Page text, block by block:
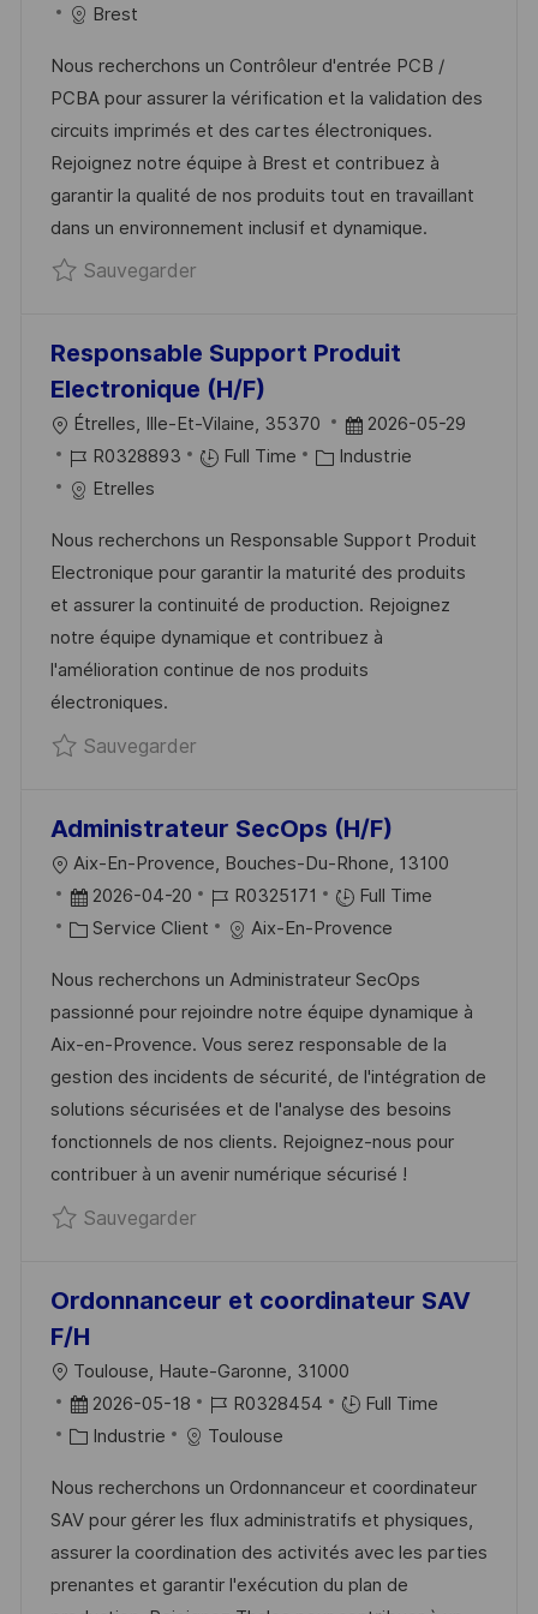
T
C
L
I
S
A
T
I
O
D
’
A
F
F
I
É
É
R
E
N
C
E
D
S
T
E
É
G
O
R
I
E
Brest
Nous recherchons un Contrôleur d'entrée PCB /
PCBA pour assurer la vérification et la validation des
circuits imprimés et des cartes électroniques.
Rejoignez notre équipe à Brest et contribuez à
garantir la qualité de nos produits tout en travaillant
dans un environnement inclusif et dynamique.
SauvegarderSauvegarder Contrôleur d'entrée
Responsable Support Produit
Electronique (H/F)
L
O
C
L
I
S
A
T
O
Étrelles, Ille-Et-Vilaine, 35370
D
A
D
’
A
F
F
G
2026-05-29
R
É
É
R
E
N
C
E
D
T
E
R0328893 Full Time
C
É
G
O
R
Industrie
Etrelles
Nous recherchons un Responsable Support Produit
Electronique pour garantir la maturité des produits
et assurer la continuité de production. Rejoignez
notre équipe dynamique et contribuez à
l'amélioration continue de nos produits
électroniques.
SauvegarderSauvegarder Responsable Support
Administrateur SecOps (H/F)
L
O
C
L
I
S
A
T
O
N
Aix-En-Provence, Bouches-Du-Rhone, 13100
D
A
E
D
’
A
F
F
I
C
G
E
2026-04-20
R
É
É
R
E
N
C
E
D
S
E
R0325171
Full Time
C
T
É
G
O
R
I
E
Service Client Aix-En-Provence
Nous recherchons un Administrateur SecOps
passionné pour rejoindre notre équipe dynamique à
Aix-en-Provence. Vous serez responsable de la
gestion des incidents de sécurité, de l'intégration de
solutions sécurisées et de l'analyse des besoins
fonctionnels de nos clients. Rejoignez-nous pour
contribuer à un avenir numérique sécurisé !
SauvegarderSauvegarder Administrateur SecOps
Ordonnanceur et coordinateur SAV
F/H
L
O
C
L
I
S
A
Toulouse, Haute-Garonne, 31000
D
A
E
D
’
A
2026-05-18
R
É
É
R
E
N
R0328454
Full Time
C
T
É
G
O
Industrie Toulouse
Nous recherchons un Ordonnanceur et coordinateur
SAV pour gérer les flux administratifs et physiques,
assurer la coordination des activités avec les parties
prenantes et garantir l'exécution du plan de